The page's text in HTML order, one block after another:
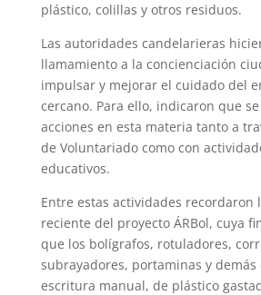
plástico, colillas y otros residuos.
Las autoridades candelarieras
llamamiento a la concienciación
impulsar y mejorar el cuidado del
cercano. Para ello, indicaron que
acciones en esta materia tanto a
de Voluntariado como con
educativos.
Entre estas actividades recordaron
reciente del proyecto ÁRBol, cuya
que los bolígrafos, rotuladores,
subrayadores, portaminas y demás
escritura manual, de plástico